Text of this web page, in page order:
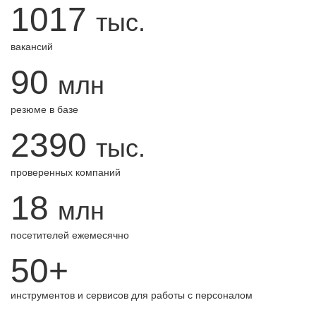
1017 тыс.
вакансий
90 млн
резюме в базе
2390 тыс.
проверенных компаний
18 млн
посетителей ежемесячно
50+
инструментов и сервисов для работы с персоналом